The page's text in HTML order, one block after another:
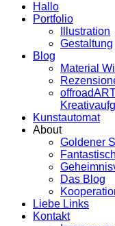
Hallo
Portfolio
Illustration
Gestaltung
Blog
Material
Kunstautomat
About
Goldener
Das Blog
Liebe Links
Kontakt